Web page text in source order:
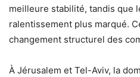
meilleure stabilité, tandis que
ralentissement plus marqué.
changement structurel des
À Jérusalem et Tel-Aviv, la